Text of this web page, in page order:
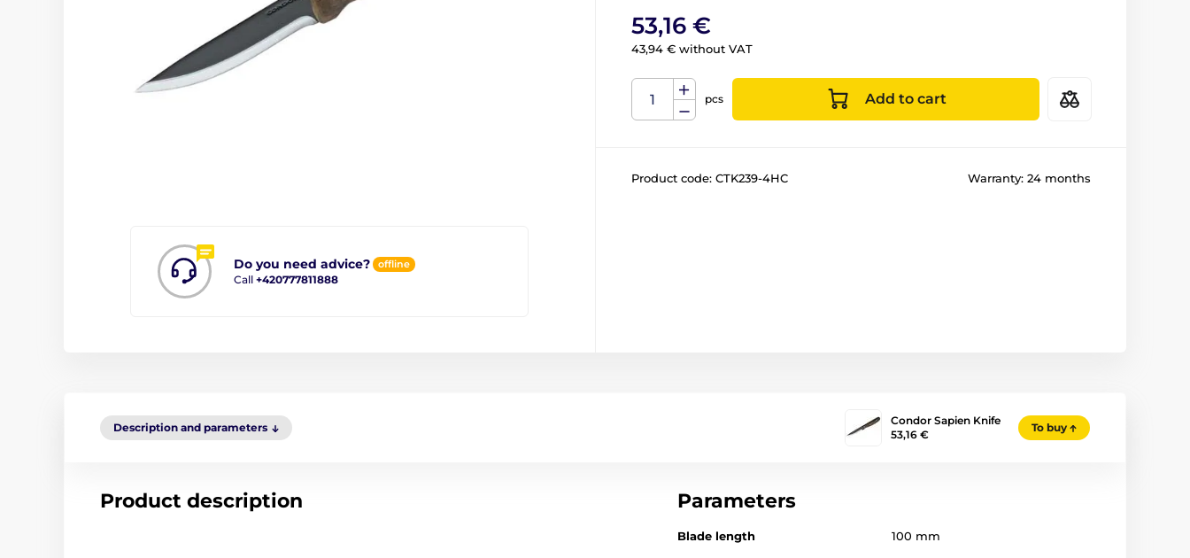
Do you need advice? offline
Call +420777811888
53,16 €
43,94 € without VAT
pcs Add to cart
Product code: CTK239-4HC Warranty: 24 months
Description and parameters
Condor Sapien Knife
53,16 €
To buy
Product description Parameters
Blade length 100 mm